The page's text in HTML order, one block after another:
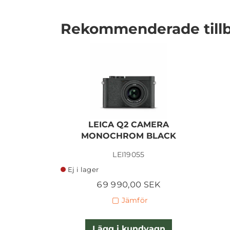
Rekommenderade
LEICA Q2 CAMERA
MONOCHROM BLACK
LEI19055
Ej i lager
69 990,00 SEK
Jämför